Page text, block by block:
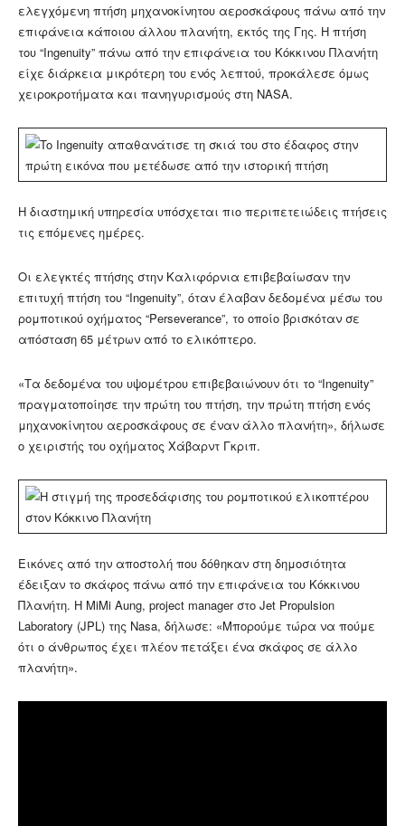
ελεγχόμενη πτήση μηχανοκίνητου αεροσκάφους πάνω από την
επιφάνεια κάποιου άλλου πλανήτη, εκτός της Γης. Η πτήση
του “Ingenuity” πάνω από την επιφάνεια του Κόκκινου Πλανήτη
είχε διάρκεια μικρότερη του ενός λεπτού, προκάλεσε όμως
χειροκροτήματα και πανηγυρισμούς στη NASA.
Η διαστημική υπηρεσία υπόσχεται πιο περιπετειώδεις πτήσεις
τις επόμενες ημέρες.
Οι ελεγκτές πτήσης στην Καλιφόρνια επιβεβαίωσαν την
επιτυχή πτήση του “Ingenuity”, όταν έλαβαν δεδομένα μέσω του
ρομποτικού οχήματος “Perseverance”, το οποίο βρισκόταν σε
απόσταση 65 μέτρων από το ελικόπτερο.
«Τα δεδομένα του υψομέτρου επιβεβαιώνουν ότι το “Ingenuity”
πραγματοποίησε την πρώτη του πτήση, την πρώτη πτήση ενός
μηχανοκίνητου αεροσκάφους σε έναν άλλο πλανήτη», δήλωσε
ο χειριστής του οχήματος Χάβαρντ Γκριπ.
Εικόνες από την αποστολή που δόθηκαν στη δημοσιότητα
έδειξαν το σκάφος πάνω από την επιφάνεια του Κόκκινου
Πλανήτη. Η MiMi Aung, project manager στο Jet Propulsion
Laboratory (JPL) της Nasa, δήλωσε: «Μπορούμε τώρα να πούμε
ότι ο άνθρωπος έχει πλέον πετάξει ένα σκάφος σε άλλο
πλανήτη».